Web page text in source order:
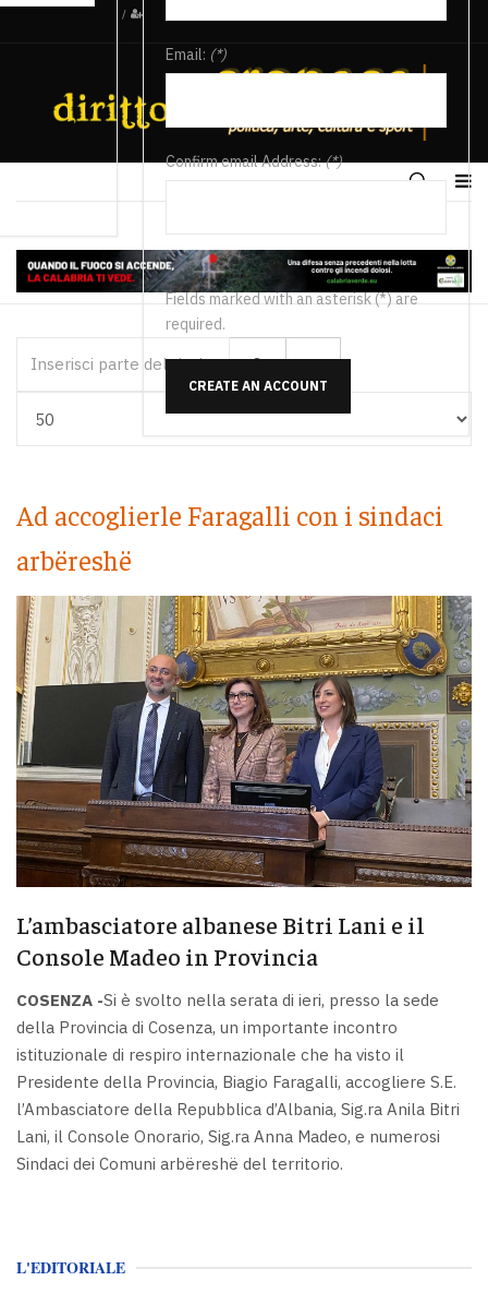
/
Email: (*)
Confirm email Address:(*)
Fields marked with an asterisk (*) are
required.
CREATE AN ACCOUNT
Ad accoglierle Faragalli con i sindaci
arbëreshë
L’ambasciatore albanese Bitri Lani e il
Console Madeo in Provincia
COSENZA -Si è svolto nella serata di ieri, presso la sede
della Provincia di Cosenza, un importante incontro
istituzionale di respiro internazionale che ha visto il
Presidente della Provincia, Biagio Faragalli, accogliere S.E.
l’Ambasciatore della Repubblica d’Albania, Sig.ra Anila Bitri
Lani, il Console Onorario, Sig.ra Anna Madeo, e numerosi
Sindaci dei Comuni arbëreshë del territorio.
L'EDITORIALE